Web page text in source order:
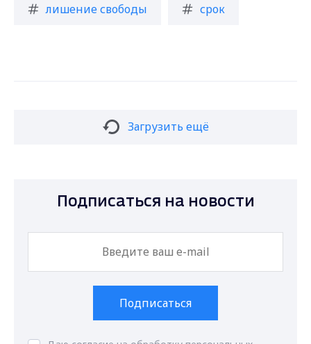
лишение свободы срок
Загрузить ещё
Подписаться на новости
Подписаться